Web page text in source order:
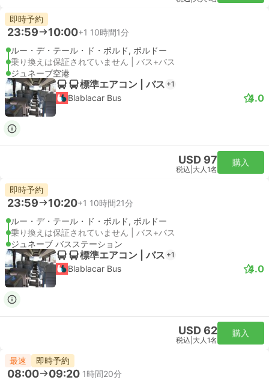
即時予約
23:59 10:00+1 10時間1分
ルー・デ・テール・ド・ボルド, ボルドー
乗り換えは保証されていません | バス+バス
ジュネーブ空港
標準エアコン | バス +1
Blablacar Bus 4.0
USD 97
税込 大人1名
購入
即時予約
23:59 10:20+1 10時間21分
ルー・デ・テール・ド・ボルド, ボルドー
乗り換えは保証されていません | バス+バス
ジュネーブ バスステーション
標準エアコン | バス +1
Blablacar Bus 4.0
USD 62
税込 大人1名
購入
最速 即時予約
08:00 09:20 1時間20分